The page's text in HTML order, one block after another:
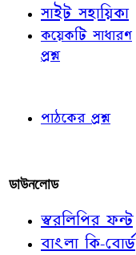
সাইট সহায়িকা
কয়েকটি সাধারণ
প্রশ্ন
পাঠকের প্রশ্ন
ডাউনলোড
স্বরলিপির ফন্ট
বাংলা কি-বোর্ড